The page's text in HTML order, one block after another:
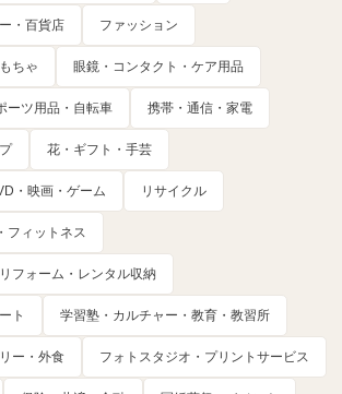
・百貨店 ファッション
ちゃ 眼鏡・コンタクト・ケア用品
ーツ用品・自転車 携帯・通信・家電
花・ギフト・手芸
・映画・ゲーム リサイクル
フィットネス
フォーム・レンタル収納
ト 学習塾・カルチャー・教育・教習所
ー・外食 フォトスタジオ・プリントサービス